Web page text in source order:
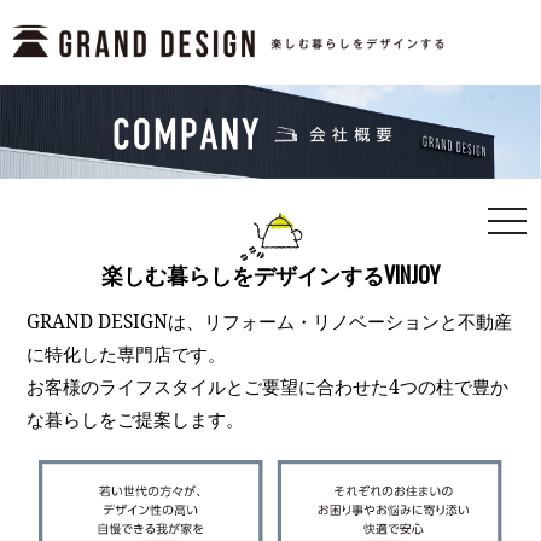
楽しむ暮らしをデザインするVINJOY
GRAND DESIGNは、リフォーム・リノベーションと不動産
に特化した専門店です。
お客様のライフスタイルとご要望に合わせた4つの柱で豊か
な暮らしをご提案します。